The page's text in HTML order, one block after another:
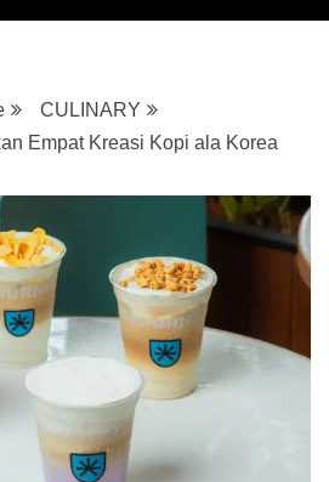
CULINARY
Empat Kreasi Kopi ala Korea